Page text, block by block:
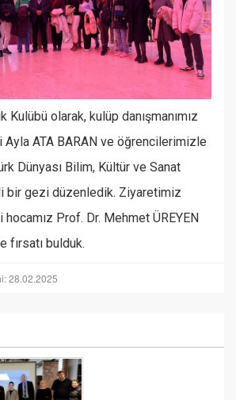
Kulübü olarak, kulüp danışmanımız
Ayla ATA BARAN ve öğrencilerimizle
Dünyası Bilim, Kültür ve Sanat
bir gezi düzenledik. Ziyaretimiz
hocamız Prof. Dr. Mehmet ÜREYEN
fırsatı bulduk.
28.02.2025